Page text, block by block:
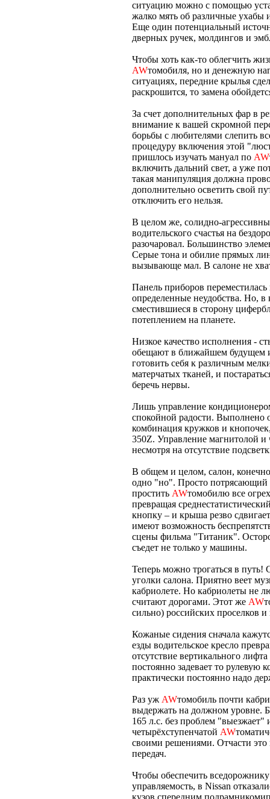
ситуацию можно с помощью
жалко мять об различные ухабы
Еще один потенциальный
дверных ручек, молдингов и
Чтобы хоть как-то облегчить
AWтомобиля, но и денежную
ситуациях, передние крылья
раскрошится, то замена
За счет дополнительных фар в
внимание к вашей скромной
борьбы с любителями слепить
процедуру включения этой
пришлось изучать мануал по AW
включить дальний свет, а уже
такая манипуляция должна
дополнительно осветить свой
отключить его нельзя.
В целом же, солидно-
водительского счастья на
разочаровал. Большинство
Серые тона и обилие прямых
вызывающе мал. В салоне не
Панель приборов
определенные неудобства. Но,
сместившиеся в сторону
потеплением на планете.
Низкое качество исполнения -
обещают в ближайшем будущем
готовить себя к различным
матерчатых тканей, и
беречь нервы.
Лишь управление
спокойной радости. Выполнено
комбинация кружков и
350Z. Управление магнитолой и
несмотря на отсутствие
В общем и целом, салон,
одно "но". Просто
простить AWтомобилю все
превращая
кнопку – и крыша резво
имеют возможность
сцены фильма "Титаник".
съедет не только у машины.
Теперь можно трогаться в
уголки салона. Приятно веет
кабриолете. Но кабриолеты не
считают дорогами. Этот же AW
сильно) российских проселков и
Кожаные сидения сначала
езды водительское кресло
отсутствие вертикального
постоянно задевает то рулевую
практически постоянно надо
Раз уж AWтомобиль почти
выдержать на должном уровне.
165 л.с. без проблем
четырёхступенчатой AW
своими решениями. Отчасти это
передач.
Чтобы обеспечить
управляемость, в Nissan
кузов спередним